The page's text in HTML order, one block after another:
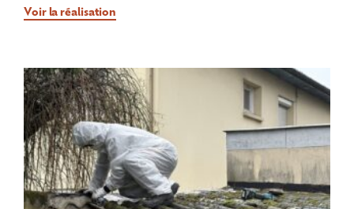
Voir la réalisation